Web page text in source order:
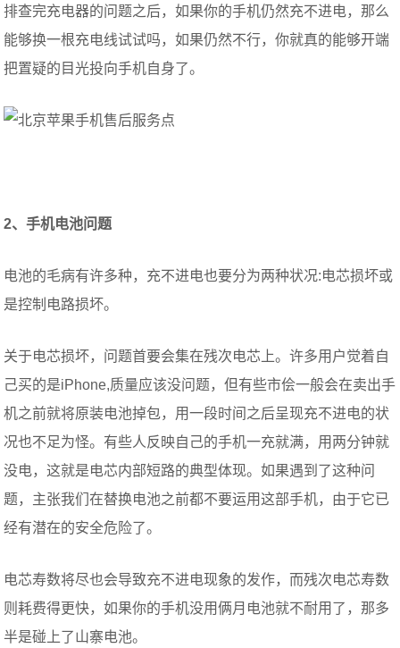
排查完充电器的问题之后，如果你的手机仍然充不进电，那么
能够换一根充电线试试吗，如果仍然不行，你就真的能够开端
把置疑的目光投向手机自身了。
2、手机电池问题
电池的毛病有许多种，充不进电也要分为两种状况:电芯损坏或
是控制电路损坏。
关于电芯损坏，问题首要会集在残次电芯上。许多用户觉着自
己买的是iPhone,质量应该没问题，但有些市侩一般会在卖出手
机之前就将原装电池掉包，用一段时间之后呈现充不进电的状
况也不足为怪。有些人反映自己的手机一充就满，用两分钟就
没电，这就是电芯内部短路的典型体现。如果遇到了这种问
题，主张我们在替换电池之前都不要运用这部手机，由于它已
经有潜在的安全危险了。
电芯寿数将尽也会导致充不进电现象的发作，而残次电芯寿数
则耗费得更快，如果你的手机没用俩月电池就不耐用了，那多
半是碰上了山寨电池。